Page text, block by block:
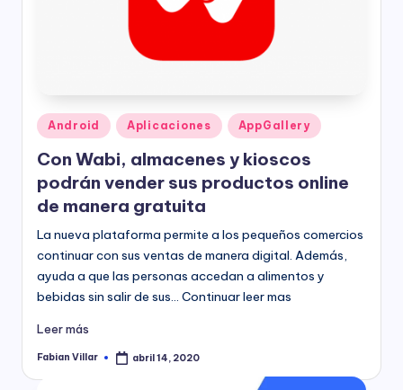
Publicado
en
Android Aplicaciones AppGallery
Con Wabi, almacenes y kioscos
podrán vender sus productos online
de manera gratuita
La nueva plataforma permite a los pequeños comercios
continuar con sus ventas de manera digital. Además,
ayuda a que las personas accedan a alimentos y
bebidas sin salir de sus… Continuar leer mas
Leer más
Publicado
Fabian Villar abril 14, 2020